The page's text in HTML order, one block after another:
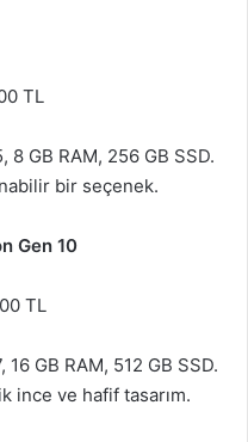
TL
GB RAM, 256 GB SSD.
bir seçenek.
Gen 10
TL
GB RAM, 512 GB SSD.
ince ve hafif tasarım.